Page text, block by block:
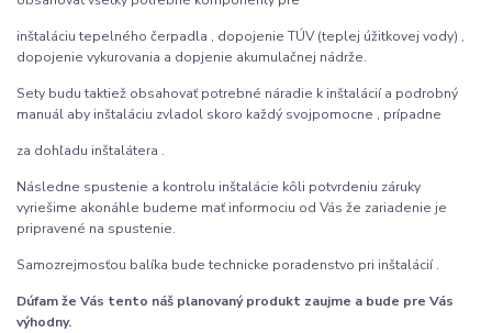
inštaláciu tepelného čerpadla , dopojenie TÚV (teplej úžitkovej vody) ,
dopojenie vykurovania a dopjenie akumulačnej nádrže.
Sety budu taktiež obsahovať potrebné náradie k inštalácií a podrobný
manuál aby inštaláciu zvladol skoro každý svojpomocne , prípadne
za dohľadu inštalátera .
Následne spustenie a kontrolu inštalácie kôli potvrdeniu záruky
vyriešime akonáhle budeme mať informociu od Vás že zariadenie je
pripravené na spustenie.
Samozrejmosťou balíka bude technicke poradenstvo pri inštalácií .
Dúfam že Vás tento náš planovaný produkt zaujme a bude pre Vás
výhodny.